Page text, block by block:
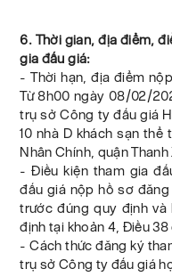
6. Thời gian, địa điểm,
gia đấu giá:
- Thời hạn, địa điểm
Từ 8h00 ngày 08/02/
trụ sở Công ty đấu giá
10 nhà D khách sạn thể
Nhân Chính, quận
- Điều kiện tham gia
đấu giá nộp hồ sơ
trước đúng quy định
định tại khoản 4, Điều
- Cách thức đăng ký
trụ sở Công ty đấu giá